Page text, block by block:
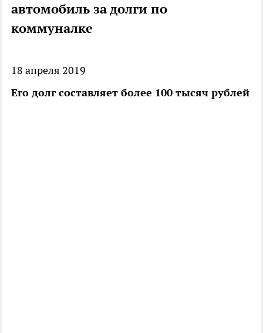
автомобиль за долги по
коммуналке
18 апреля 2019
Его долг составляет более 100 тысяч рублей